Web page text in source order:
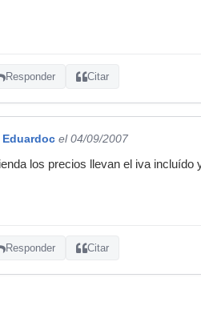
Responder Citar
Eduardoc el 04/09/2007
los precios llevan el iva incluído
Responder Citar